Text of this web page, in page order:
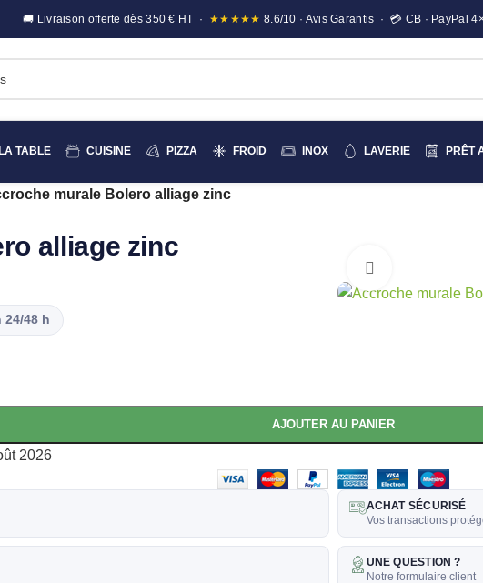
🚚 Livraison offerte dès 350 € HT · ★★★★★ 8.6/10 · Avis Garantis · 💳 CB · PayPal
TABLE CUISINE PIZZA FROID INOX LAVERIE PRÊT
murale Bolero alliage zinc
alliage zinc
24/48 h
AJOUTER AU PANIER
2026
ACHAT SÉCURISÉ
Vos transactions
UNE QUESTION ?
Notre formulaire client